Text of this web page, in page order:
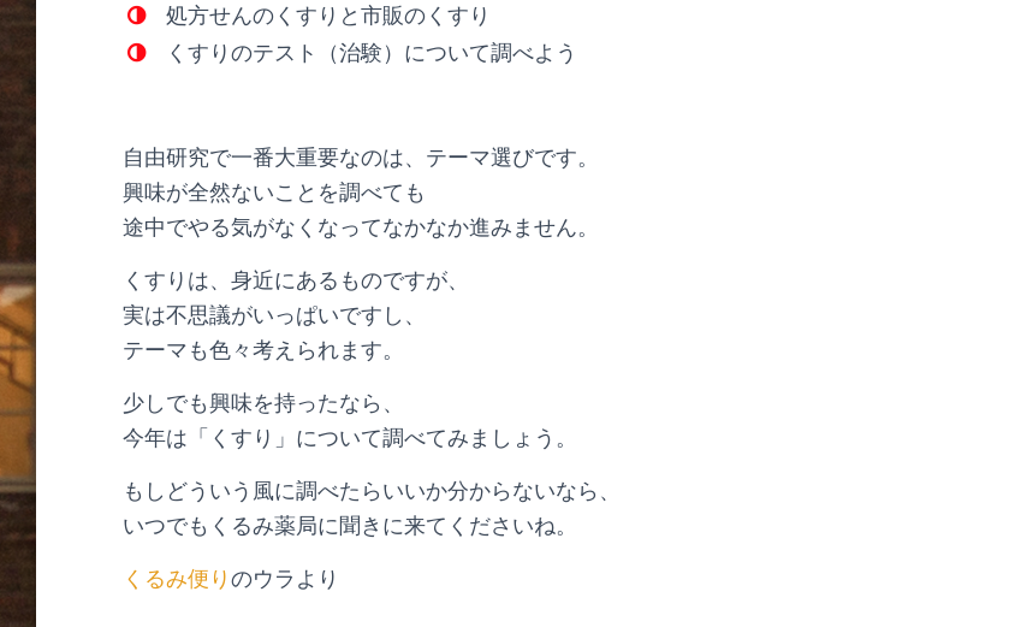
処方せんのくすりと市販のくすり
くすりのテスト（治験）について調べよう
自由研究で一番大重要なのは、テーマ選びです。
興味が全然ないことを調べても
途中でやる気がなくなってなかなか進みません。
くすりは、身近にあるものですが、
実は不思議がいっぱいですし、
テーマも色々考えられます。
少しでも興味を持ったなら、
今年は「くすり」について調べてみましょう。
もしどういう風に調べたらいいか分からないなら、
いつでもくるみ薬局に聞きに来てくださいね。
くるみ便り のウラより